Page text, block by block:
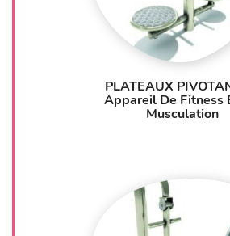
PLATEAUX
Appareil De Fitness
Musculation